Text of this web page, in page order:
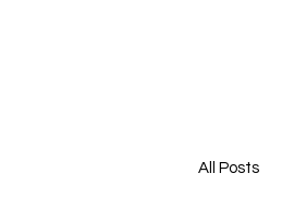
All Posts